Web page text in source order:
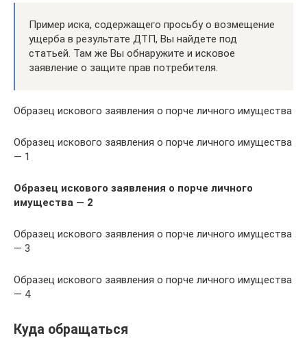
Пример иска, содержащего просьбу о возмещение
ущерба в результате ДТП, Вы найдете под
статьей. Там же Вы обнаружите и исковое
заявление о защите прав потребителя.
Образец искового заявления о порче личного имущества
Образец искового заявления о порче личного имущества
— 1
Образец искового заявления о порче личного
имущества — 2
Образец искового заявления о порче личного имущества
— 3
Образец искового заявления о порче личного имущества
— 4
Куда обращаться